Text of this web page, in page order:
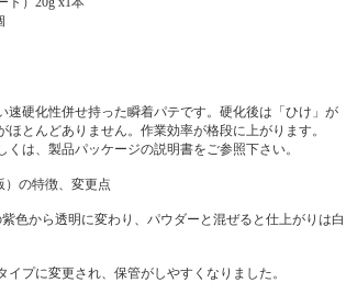
速硬化性併せ持った瞬着パテです。硬化後は「ひけ」が
ほとんどありません。作業効率が格段に上がります。
くは、製品パッケージの説明書をご参照下さい。
）の特徴、変更点
色から透明に変わり、パウダーと混ぜると仕上がりは白
イプに変更され、保管がしやすくなりました。